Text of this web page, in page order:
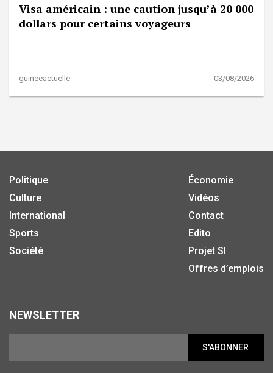
Visa américain : une caution jusqu’à 20 000
dollars pour certains voyageurs
guineeactuelle 03/08/2026
Politique
Culture
International
Sports
Société
Économie
Vidéos
Contact
Edito
Projet SI
Offres d’emplois
NEWSLETTER
S'ABONNER